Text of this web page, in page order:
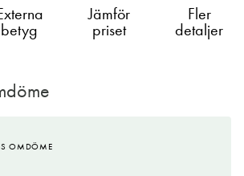
betyg
Jämför
priset
Fler
detaljer
OMDÖME